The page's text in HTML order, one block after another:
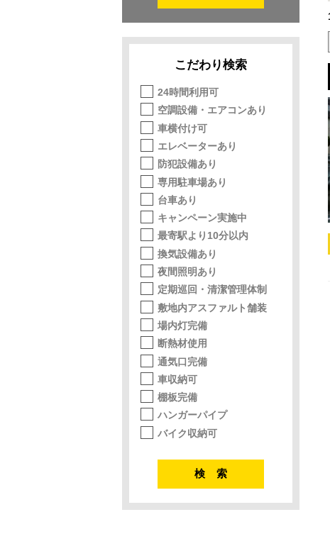
こだわり検索
24時間利用可
空調設備・エアコンあり
車横付け可
エレベーターあり
防犯設備あり
専用駐車場あり
台車あり
キャンペーン実施中
最寄駅より10分以内
換気設備あり
夜間照明あり
定期巡回・清潔管理体制
敷地内アスファルト舗装
場内灯完備
断熱材使用
通気口完備
車収納可
棚板完備
ハンガーパイプ
バイク収納可